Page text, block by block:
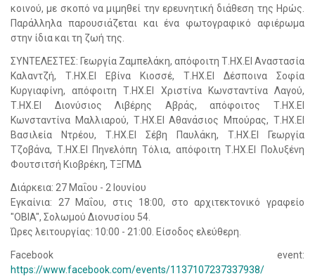
κοινού, με σκοπό να μιμηθεί την ερευνητική διάθεση της Ηρώς.
Παράλληλα παρουσιάζεται και ένα φωτογραφικό αφιέρωμα
στην ίδια και τη ζωή της.
ΣΥΝΤΕΛΕΣΤΕΣ: Γεωργία Ζαμπελάκη, απόφοιτη Τ.ΗΧ.ΕΙ Αναστασία
Καλαντζή, Τ.ΗΧ.ΕΙ Εβίνα Κιοσσέ, Τ.ΗΧ.ΕΙ Δέσποινα Σοφία
Κυργιαφίνη, απόφοιτη Τ.ΗΧ.ΕΙ Χριστίνα Κωνσταντίνα Λαγού,
Τ.ΗΧ.ΕΙ Διονύσιος Λιβέρης Αβράς, απόφοιτος Τ.ΗΧ.ΕΙ
Κωνσταντίνα Μαλλιαρού, Τ.ΗΧ.ΕΙ Αθανάσιος Μπούρας, Τ.ΗΧ.ΕΙ
Βασιλεία Ντρέου, Τ.ΗΧ.ΕΙ Σέβη Παυλάκη, Τ.ΗΧ.ΕΙ Γεωργία
Τζοβάνα, Τ.ΗΧ.ΕΙ Πηνελόπη Τόλια, απόφοιτη Τ.ΗΧ.ΕΙ Πολυξένη
Φουτσιτσή Κιοβρέκη, ΤΞΓΜΔ
Διάρκεια: 27 Μαΐου - 2 Ιουνίου
Εγκαίνια: 27 Μαΐου, στις 18:00, στο αρχιτεκτονικό γραφείο
"OBIA", Σολωμού Διονυσίου 54.
Ώρες λειτουργίας: 10:00 - 21:00. Είσοδος ελεύθερη.
Facebook event:
https://www.facebook.com/events/1137107237337938/